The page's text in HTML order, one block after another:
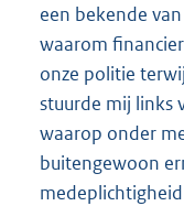
een bekende
waarom
onze politie
stuurde mij links
waarop onder
buitengewoon